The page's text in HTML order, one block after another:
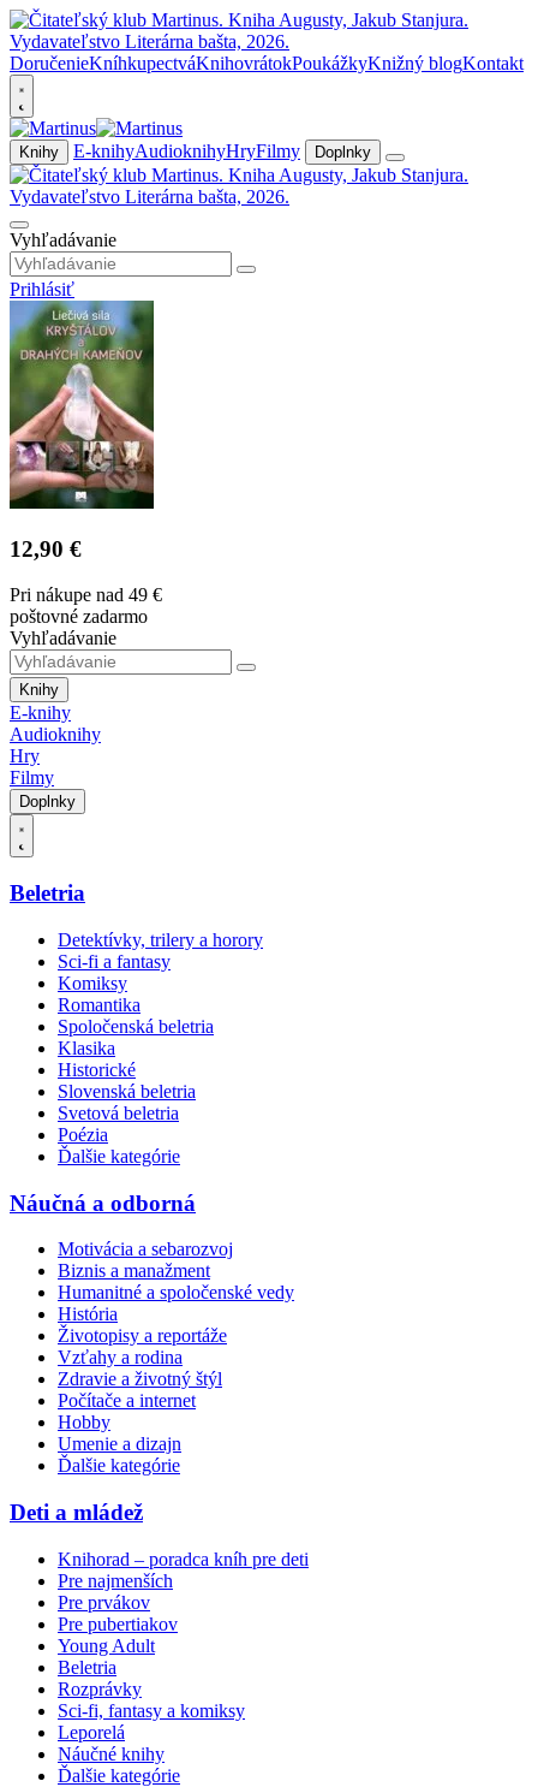
DoručenieKníhkupectváKnihovrátokPoukážkyKnižný blogKontakt
Knihy E-knihyAudioknihyHryFilmy Doplnky
Vyhľadávanie
Prihlásiť
12,90 €
Pri nákupe nad 49 €
poštovné zadarmo
Vyhľadávanie
Knihy
E-knihy
Audioknihy
Hry
Filmy
Doplnky
Beletria
Detektívky, trilery a horory
Sci-fi a fantasy
Komiksy
Romantika
Spoločenská beletria
Klasika
Historické
Slovenská beletria
Svetová beletria
Poézia
Ďalšie kategórie
Náučná a odborná
Motivácia a sebarozvoj
Biznis a manažment
Humanitné a spoločenské vedy
História
Životopisy a reportáže
Vzťahy a rodina
Zdravie a životný štýl
Počítače a internet
Hobby
Umenie a dizajn
Ďalšie kategórie
Deti a mládež
Knihorad – poradca kníh pre deti
Pre najmenších
Pre prvákov
Pre pubertiakov
Young Adult
Beletria
Rozprávky
Sci-fi, fantasy a komiksy
Leporelá
Náučné knihy
Ďalšie kategórie